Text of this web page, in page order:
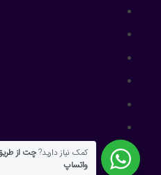
کمک نیاز دارید?چت از
واتساپ